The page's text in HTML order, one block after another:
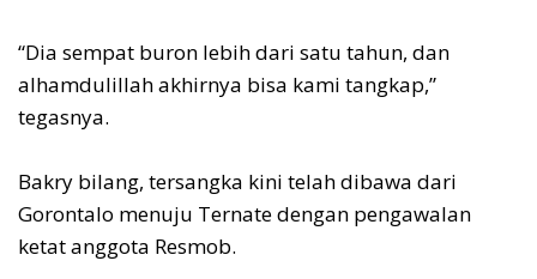
‎“Dia sempat buron lebih dari satu tahun, dan
alhamdulillah akhirnya bisa kami tangkap,”
tegasnya.
‎Bakry bilang, tersangka kini telah dibawa dari
Gorontalo menuju Ternate dengan pengawalan
ketat anggota Resmob.